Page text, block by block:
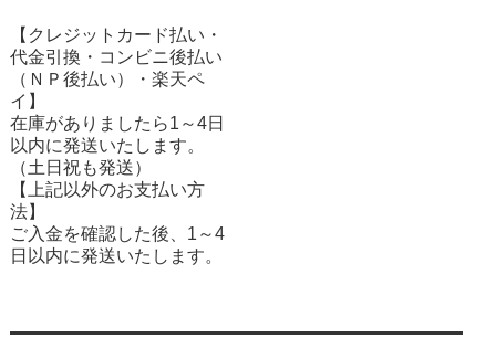
【クレジットカード払い・
代金引換・コンビニ後払い
（ＮＰ後払い）・楽天ペ
イ】
在庫がありましたら1～4日
以内に発送いたします。
（土日祝も発送）
【上記以外のお支払い方
法】
ご入金を確認した後、1～4
日以内に発送いたします。